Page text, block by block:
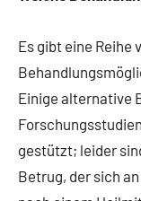
Es gibt eine Reihe
Einige alternative
gestützt; leider
Betrug, der sich